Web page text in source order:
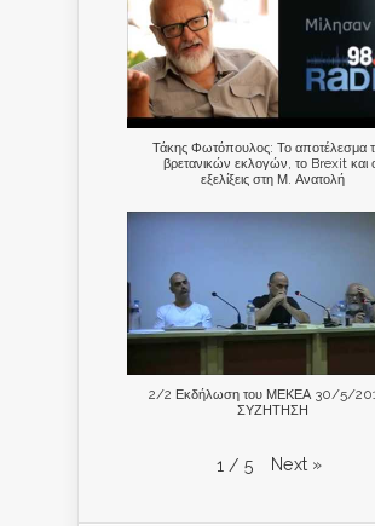
Τάκης Φωτόπουλος: Το αποτέλεσμα
βρετανικών εκλογών, το Brexit και
εξελίξεις στη Μ. Ανατολή
2/2 Εκδήλωση του ΜΕΚΕΑ 30/5/
ΣΥΖΗΤΗΣΗ
1 / 5 Next »